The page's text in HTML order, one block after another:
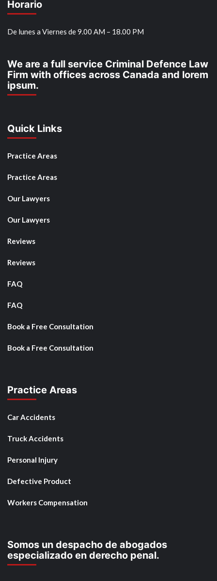
Horario
De lunes a Viernes de 9.00 AM – 18.00 PM
We are a full service Criminal Defence Law
Firm with offices across Canada and lorem
ipsum.
Quick Links
Practice Areas
Practice Areas
Our Lawyers
Our Lawyers
Reviews
Reviews
FAQ
FAQ
Book a Free Consultation
Book a Free Consultation
Practice Areas
Car Accidents
Truck Accidents
Personal Injury
Defective Product
Workers Compensation
Somos un despacho de abogados
especializado en derecho penal.